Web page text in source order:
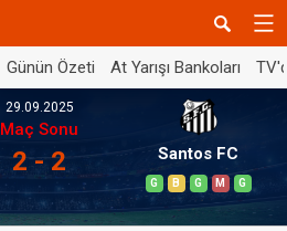
Günün Özeti At Yarışı Bankoları
29.09.2025
Maç Sonu
2 - 2 Santos FC
G B G M G